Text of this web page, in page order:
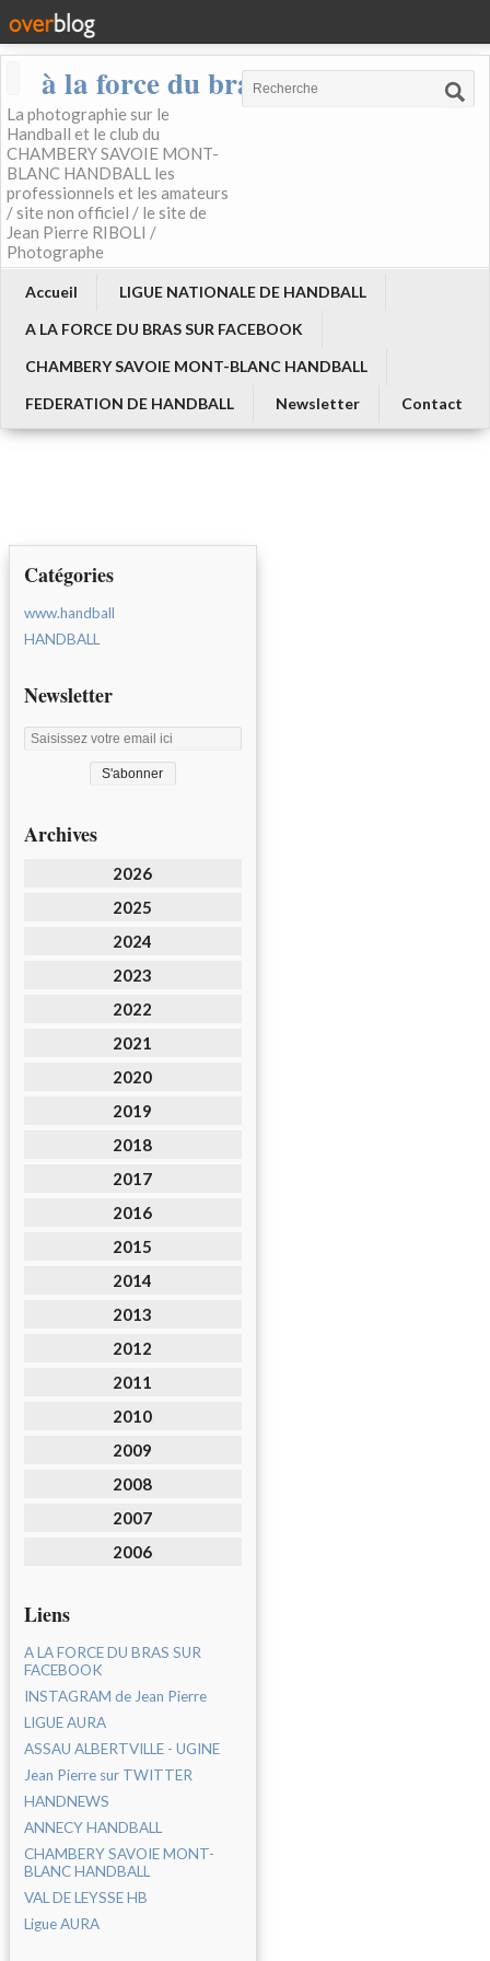
à la force du bras
La photographie sur le
Handball et le club du
CHAMBERY SAVOIE MONT-
BLANC HANDBALL les
professionnels et les amateurs
/ site non officiel / le site de
Jean Pierre RIBOLI /
Photographe
Accueil
LIGUE NATIONALE DE HANDBALL
A LA FORCE DU BRAS SUR FACEBOOK
CHAMBERY SAVOIE MONT-BLANC HANDBALL
FEDERATION DE HANDBALL
Newsletter Contact
Catégories
www.handball
HANDBALL
Newsletter
Archives
2026
2025
2024
2023
2022
2021
2020
2019
2018
2017
2016
2015
2014
2013
2012
2011
2010
2009
2008
2007
2006
Liens
A LA FORCE DU BRAS SUR
FACEBOOK
INSTAGRAM de Jean Pierre
LIGUE AURA
ASSAU ALBERTVILLE - UGINE
Jean Pierre sur TWITTER
HANDNEWS
ANNECY HANDBALL
CHAMBERY SAVOIE MONT-
BLANC HANDBALL
VAL DE LEYSSE HB
Ligue AURA